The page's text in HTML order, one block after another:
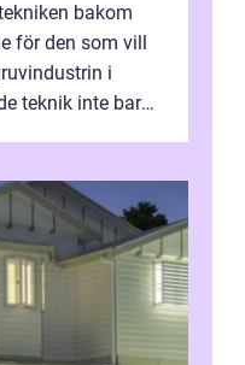
bakom
för den som vill
i
teknik inte bara